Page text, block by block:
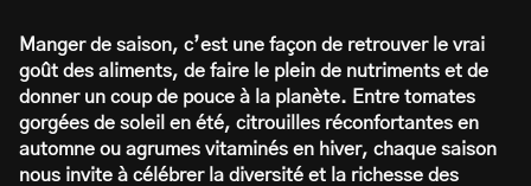
Manger de saison, c’est une façon de retrouver le vrai
goût des aliments, de faire le plein de nutriments et de
donner un coup de pouce à la planète. Entre tomates
gorgées de soleil en été, citrouilles réconfortantes en
automne ou agrumes vitaminés en hiver, chaque saison
nous invite à célébrer la diversité et la richesse des